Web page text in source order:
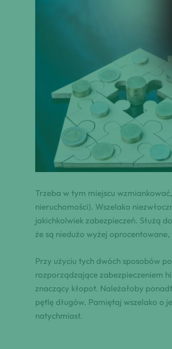
Trzeba w tym miejscu
nieruchomości). Wszelako
jakichkolwiek zabezpieczeń. Służą
że są niedużo wyżej
Przy użyciu tych dwóch sposobów
rozporządzające zabezpieczeniem
znaczący kłopot. Należałoby
pętlę długów. Pamiętaj wszelako o
natychmiast.